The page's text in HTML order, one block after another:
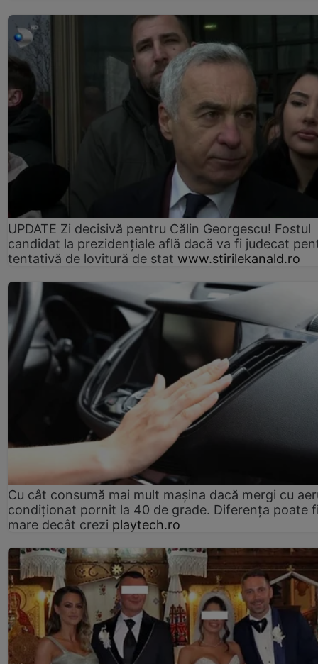
UPDATE Zi decisivă pentru Călin Georgescu! Fostul
candidat la prezidențiale află dacă va fi judecat
tentativă de lovitură de stat www.stirilekanald.ro
Cu cât consumă mai mult mașina dacă mergi cu
condiționat pornit la 40 de grade. Diferența poate
mare decât crezi playtech.ro